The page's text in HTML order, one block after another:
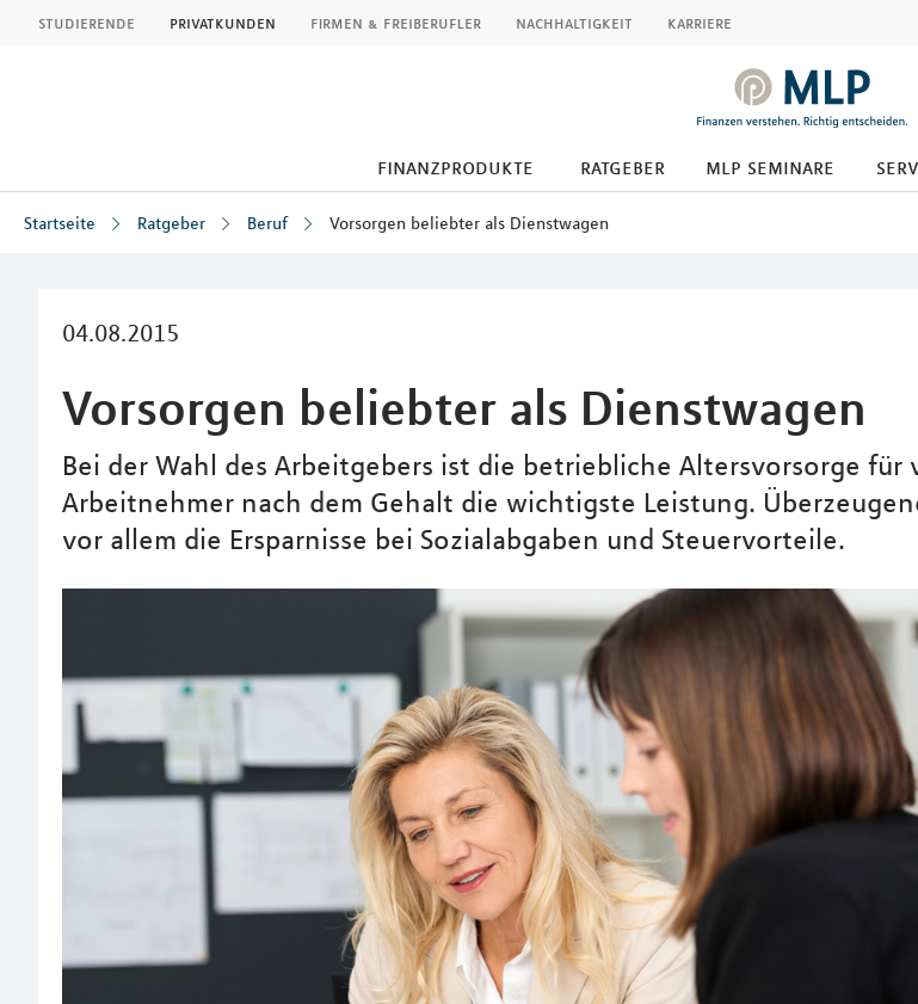
studierende privatkunden firmen & freiberufler nachhaltigkeit karriere
finanzprodukte ratgeber mlp seminare
Startseite Ratgeber Beruf Vorsorgen beliebter als Dienstwagen
04.08.2015
Vorsorgen beliebter als Dienstwagen
Bei der Wahl des Arbeitgebers ist die betriebliche Altersvorsorge für
Arbeitnehmer nach dem Gehalt die wichtigste Leistung.
vor allem die Ersparnisse bei Sozialabgaben und Steuervorteile.